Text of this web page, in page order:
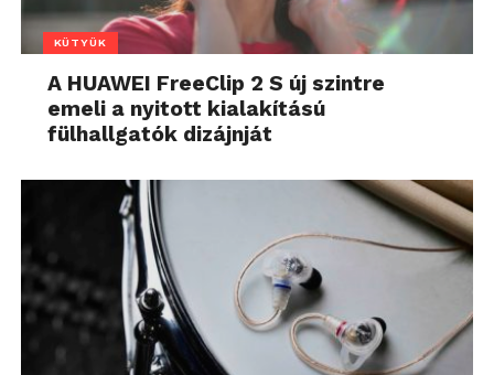
KÜTYÜK
A HUAWEI FreeClip 2 S új szintre
emeli a nyitott kialakítású
fülhallgatók dizájnját